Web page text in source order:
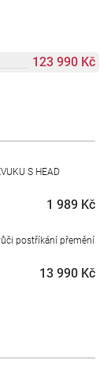
123 990 Kč
S HEAD
1 989 Kč
postříkání přemění
13 990 Kč